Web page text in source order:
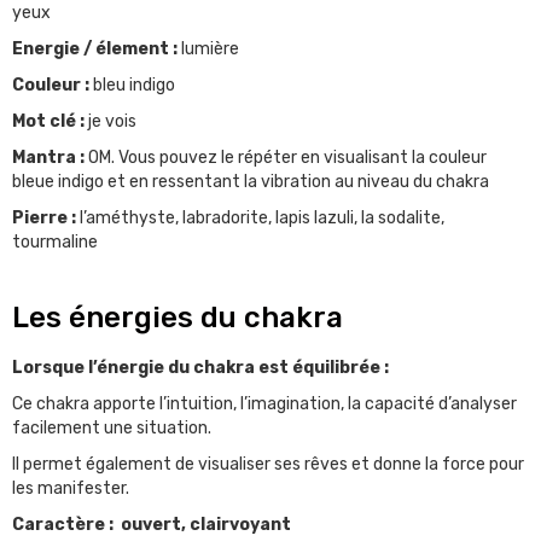
yeux
Energie / élement : lumière
Couleur : bleu indigo
Mot clé :je vois
Mantra :OM. Vous pouvez le répéter en visualisant la couleur
bleue indigo et en ressentant la vibration au niveau du chakra
Pierre : l’améthyste, labradorite, lapis lazuli, la sodalite,
tourmaline
Les énergies du chakra
Lorsque l’énergie du chakra est équilibrée :
Ce chakra apporte l’intuition, l’imagination, la capacité d’analyser
facilement une situation.
Il permet également de visualiser ses rêves et donne la force pour
les manifester.
Caractère : ouvert, clairvoyant